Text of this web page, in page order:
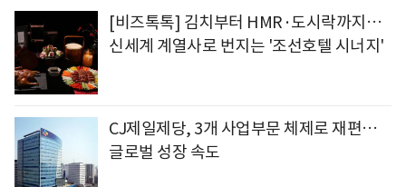
[비즈톡톡] 김치부터 HMR·도시락까지…
신세계 계열사로 번지는 '조선호텔 시너지'
CJ제일제당, 3개 사업부문 체제로 재편…
글로벌 성장 속도